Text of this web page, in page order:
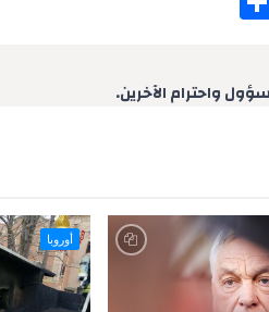
h
واحترام الآخرين.
أوروبا